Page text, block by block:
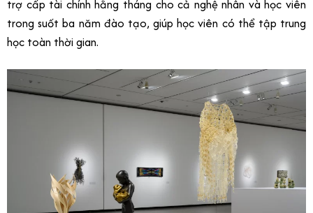
trợ cấp tài chính hằng tháng cho cả nghệ nhân và học viên
trong suốt ba năm đào tạo, giúp học viên có thể tập trung
học toàn thời gian.